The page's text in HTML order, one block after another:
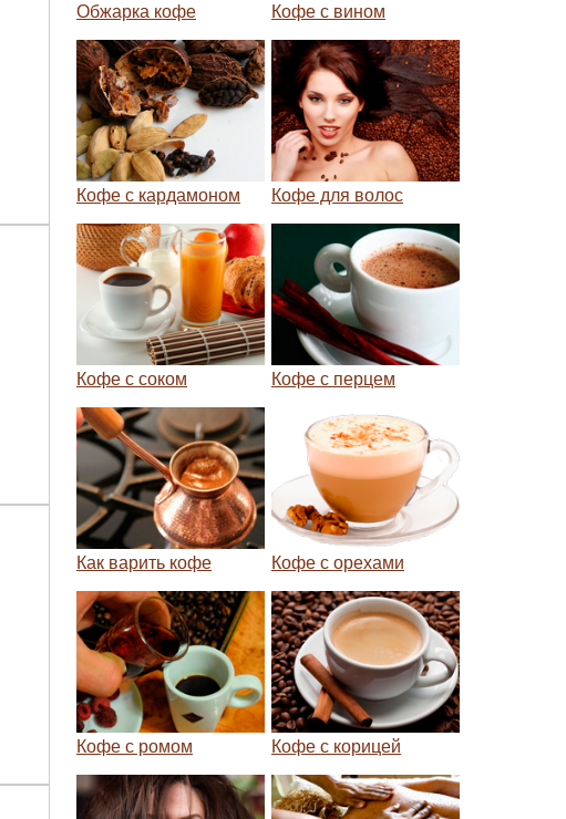
Обжарка кофе Кофе с вином
Кофе с кардамоном Кофе для волос
Кофе с соком Кофе с перцем
Как варить кофе Кофе с орехами
Кофе с ромом Кофе с корицей